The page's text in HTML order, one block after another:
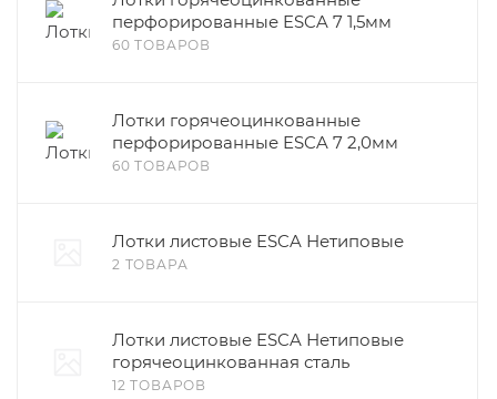
перфорированные ESCA 7 1,5мм
60 ТОВАРОВ
Лотки горячеоцинкованные
перфорированные ESCA 7 2,0мм
60 ТОВАРОВ
Лотки листовые ESCA Нетиповые
2 ТОВАРА
Лотки листовые ESCA Нетиповые
горячеоцинкованная сталь
12 ТОВАРОВ